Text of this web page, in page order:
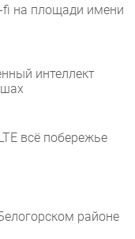
на площади имени
интеллект
всё побережье
районе